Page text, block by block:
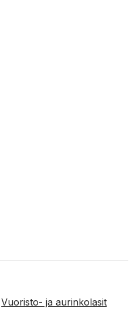
Vuoristo- ja aurinkolasit